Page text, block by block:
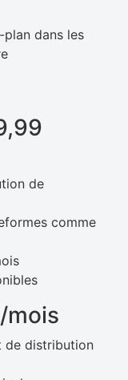
dans les
de
comme
mois
de distribution